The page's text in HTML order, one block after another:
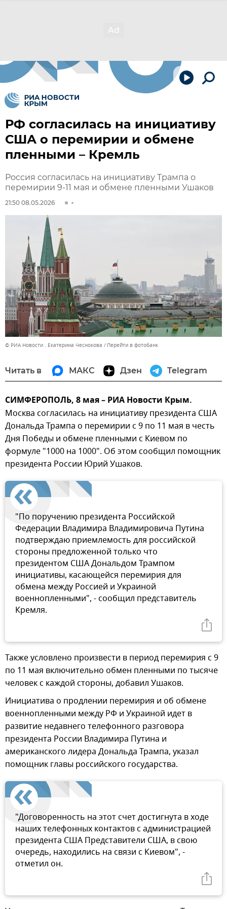
РФ согласилась на инициативу
США о перемирии и обмене
пленными – Кремль
Россия согласилась на инициативу Трампа о
перемирии 9-11 мая и обмене пленными Ушаков
21:50 08.05.2026
© РИА Новости . Екатерина Чеснокова Перейти в фотобанк
Читать в МАКС Дзен Telegram
СИМФЕРОПОЛЬ, 8 мая – РИА Новости Крым.
Москва согласилась на инициативу президента США
Дональда Трампа о перемирии с 9 по 11 мая в честь
Дня Победы и обмене пленными с Киевом по
формуле "1000 на 1000". Об этом сообщил помощник
президента России Юрий Ушаков.
"По поручению президента Российской
Федерации Владимира Владимировича Путина
подтверждаю приемлемость для российской
стороны предложенной только что
президентом США Дональдом Трампом
инициативы, касающейся перемирия для
обмена между Россией и Украиной
военнопленными", - сообщил представитель
Кремля.
Также условлено произвести в период перемирия с 9
по 11 мая включительно обмен пленными по тысяче
человек с каждой стороны, добавил Ушаков.
Инициатива о продлении перемирия и об обмене
военнопленными между РФ и Украиной идет в
развитие недавнего телефонного разговора
президента России Владимира Путина и
американского лидера Дональда Трампа, указал
помощник главы российского государства.
"Договоренность на этот счет достигнута в ходе
наших телефонных контактов с администрацией
президента США Представители США, в свою
очередь, находились на связи с Киевом", -
отметил он.